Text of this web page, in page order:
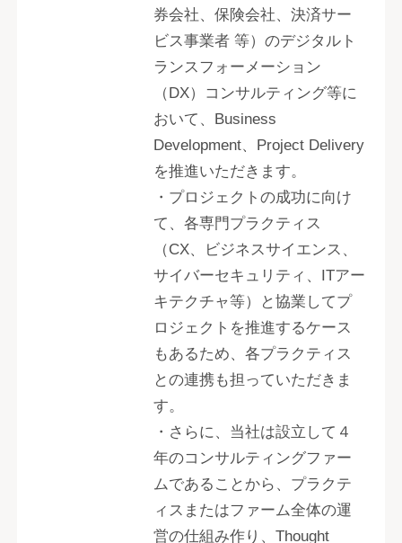
券会社、保険会社、決済サー
ビス事業者 等）のデジタルト
ランスフォーメーション
（DX）コンサルティング等に
おいて、Business
Development、Project Delivery
を推進いただきます。
・プロジェクトの成功に向け
て、各専門プラクティス
（CX、ビジネスサイエンス、
サイバーセキュリティ、ITアー
キテクチャ等）と協業してプ
ロジェクトを推進するケース
もあるため、各プラクティス
との連携も担っていただきま
す。
・さらに、当社は設立して４
年のコンサルティングファー
ムであることから、プラクテ
ィスまたはファーム全体の運
営の仕組み作り、Thought